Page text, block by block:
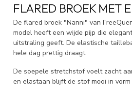
FLARED BROEK MET
De flared broek "Nanni" van
model heeft een wijde pijp die
uitstraling geeft. De elastische
hele dag prettig draagt.
De soepele stretchstof voelt zacht
en elastaan blijft de stof mooi in